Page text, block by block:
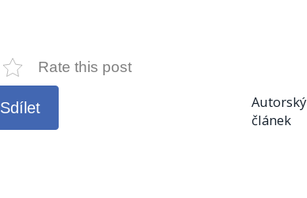
Rate this post
Sdílet
Autorský
článek